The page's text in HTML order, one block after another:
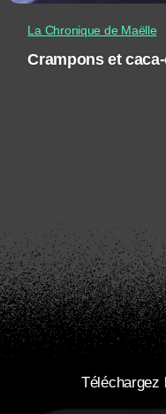
La Chronique de Maëlle
Crampons et
Téléchargez